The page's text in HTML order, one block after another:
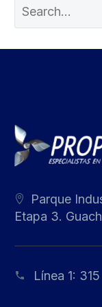
Parque
Etapa 3.
Línea 1: